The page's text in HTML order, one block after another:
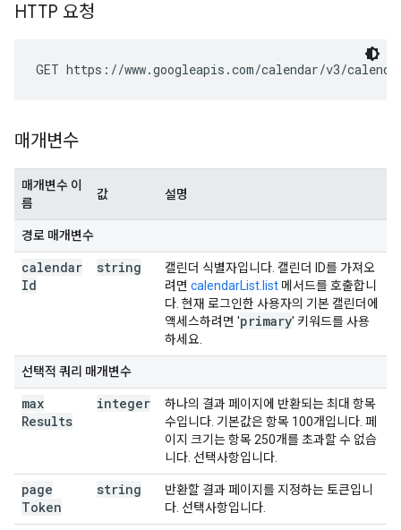
HTTP 요청
GET https://www.googleapis.com/calendar/v3/
매개변수
매개변수 이
름
값 설명
경로 매개변수
calendar
Id
string
캘린더 식별자입니다. 캘린더 ID를 가져오
려면 calendarList.list 메서드를 호출합니
다. 현재 로그인한 사용자의 기본 캘린더에
액세스하려면 'primary' 키워드를 사용
하세요.
선택적 쿼리 매개변수
max
Results
integer
하나의 결과 페이지에 반환되는 최대 항목
수입니다. 기본값은 항목 100개입니다. 페
이지 크기는 항목 250개를 초과할 수 없습
니다. 선택사항입니다.
page
Token
string
반환할 결과 페이지를 지정하는 토큰입니
다. 선택사항입니다.